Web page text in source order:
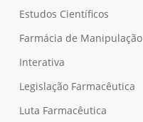
Estudos Científicos
Farmácia de Manipulação
Interativa
Legislação Farmacêutica
Luta Farmacêutica